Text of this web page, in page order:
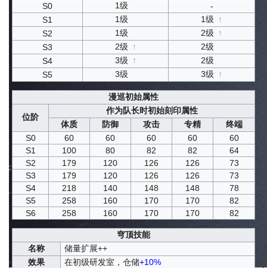
S0
1级
-
S1
1级 1级
↑
S2
1级 2级
↑
S3
2级 ↑
2级
S4
3级 ↑
2级
S5
3级 3级 ↑
漫巡初始属性
位阶
作为队长时初始刻印属性
体质
防御 攻击 专精
终端
S0
60 60 60 60
60
S1
100 80 82 82
64
S2
179 120 126 126
73
S3
179 120 126 126
73
S4
218 140 148 148
78
S5
258 160 170 170
82
S6
258 160 170 170 82
穹顶技能
名称
储量扩展++
效果
在初级研发室，仓储+10%